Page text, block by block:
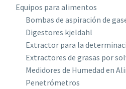
Equipos para alimentos
Bombas de aspiración de
Digestores kjeldahl
Extractor para la
Extractores de grasas por
Medidores de Humedad en
Penetrómetros